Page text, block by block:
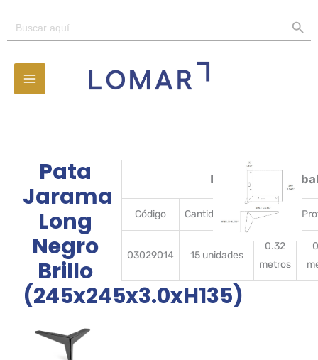
Buscar:
Pata
Jarama
Long
Negro
Brillo
(245x245x3.0xH135)
Detalles del
Código CantidadBulto Ancho
03029014 15 unidades
0.32
metros